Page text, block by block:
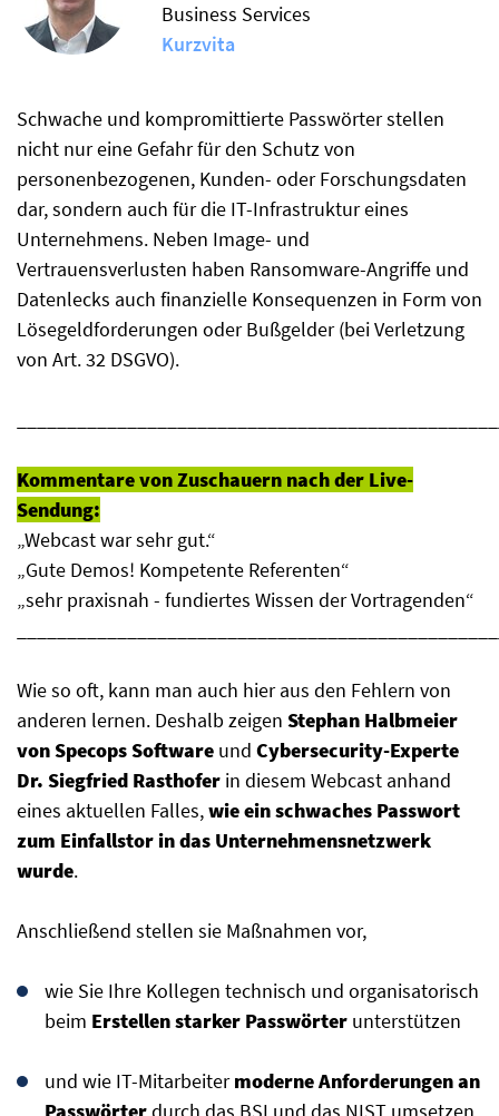
Business Services
Kurzvita
Schwache und kompromittierte Passwörter stellen
nicht nur eine Gefahr für den Schutz von
personenbezogenen, Kunden- oder Forschungsdaten
dar, sondern auch für die IT-Infrastruktur eines
Unternehmens. Neben Image- und
Vertrauensverlusten haben Ransomware-Angriffe und
Datenlecks auch finanzielle Konsequenzen in Form von
Lösegeldforderungen oder Bußgelder (bei Verletzung
von Art. 32 DSGVO).
Kommentare von Zuschauern nach der Live-
Sendung:
„Webcast war sehr gut.“
„Gute Demos! Kompetente Referenten“
„sehr praxisnah - fundiertes Wissen der Vortragenden“
Wie so oft, kann man auch hier aus den Fehlern von
anderen lernen. Deshalb zeigen Stephan Halbmeier
von Specops Software und Cybersecurity-Experte
Dr. Siegfried Rasthofer in diesem Webcast anhand
eines aktuellen Falles,wie ein schwaches Passwort
zum Einfallstor in das Unternehmensnetzwerk
wurde.
Anschließend stellen sie Maßnahmen vor,
wie Sie Ihre Kollegen technisch und organisatorisch
beim Erstellen starker Passwörter unterstützen
und wie IT-Mitarbeitermoderne Anforderungen an